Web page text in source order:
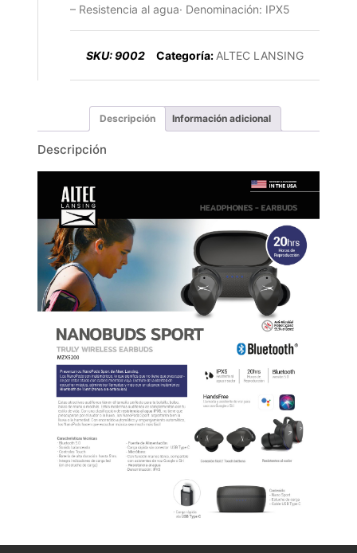
– Resistencia al agua· Denominación: IPX5
SKU:9002 Categoría: ALTEC LANSING
Descripción Información adicional
Descripción